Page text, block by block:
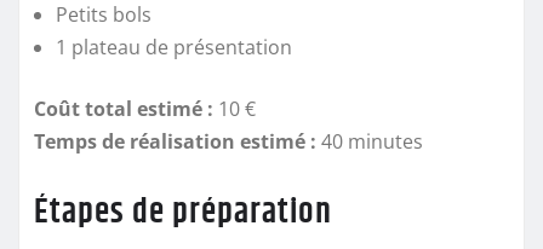
Petits bols
1 plateau de présentation
Coût total estimé : 10 €
Temps de réalisation estimé : 40 minutes
Étapes de préparation